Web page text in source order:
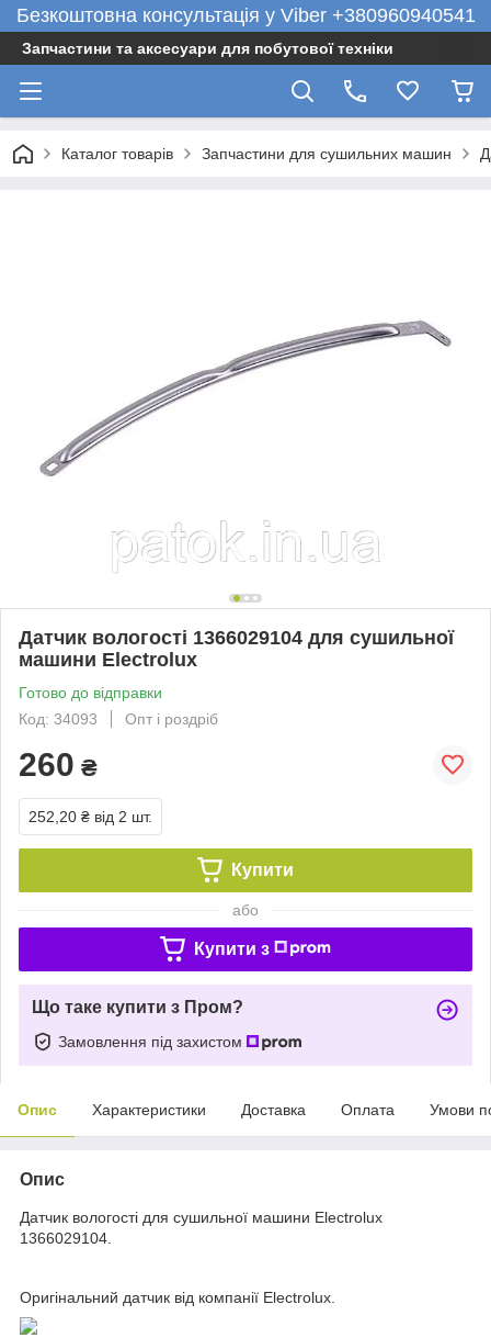
Безкоштовна консультація у Viber +380960940541
Запчастини та аксесуари для побутової техніки
Каталог товарів Запчастини для сушильних машин
Датчик вологості 1366029104 для сушильної
машини Electrolux
Готово до відправки
Код: 34093
Опт і роздріб
260 ₴
252,20 ₴ від 2 шт.
Купити
або
Купити з
Що таке купити з Пром?
Замовлення під захистом
Опис Характеристики Доставка Оплата Умови
Опис
Датчик вологості для сушильної машини Electrolux
1366029104.
Оригінальний датчик від компанії Electrolux.